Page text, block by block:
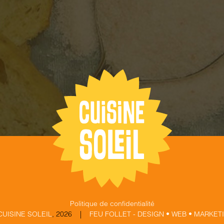
Politique de confidentialité
SOLEIL, 2026 | FEU FOLLET - DESIGN • WEB •